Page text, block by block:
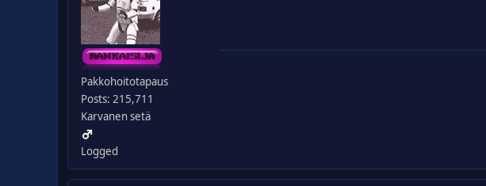
Pakkohoitotapaus
Posts: 215,711
Karvanen setä
Logged